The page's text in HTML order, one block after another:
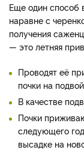
Еще один способ
наравне с
получения
— это летняя
Проводят её
почки на
В качестве
Почки
следующего
высадке на